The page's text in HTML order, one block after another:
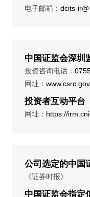
电子邮箱： dcits-ir@
中国证监会深圳
投资咨询电话：
网址：
投资者互动平台
网址： https://
公司选定的中国
《证券时报》
中国证监会指定